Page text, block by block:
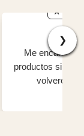
❯
Me
productos sin
volvere a